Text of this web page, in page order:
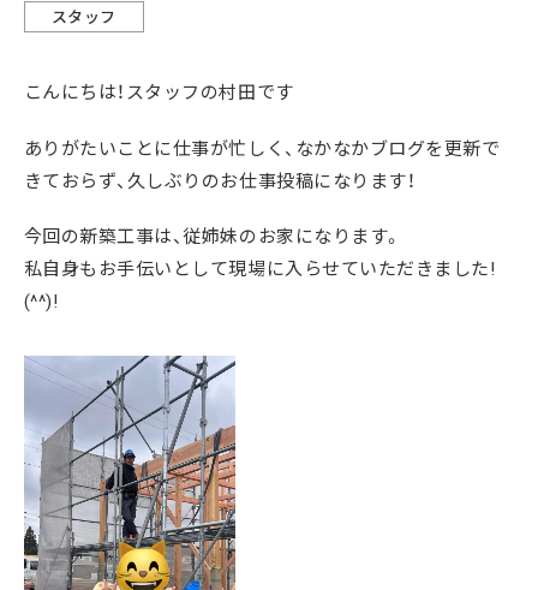
スタッフ
こんにちは！スタッフの村田です
ありがたいことに仕事が忙しく、なかなかブログを更新で
きておらず、久しぶりのお仕事投稿になります！
今回の新築工事は、従姉妹のお家になります。
私自身もお手伝いとして現場に入らせていただきました!
(^^)!